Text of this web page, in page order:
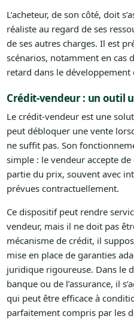
L’acheteur, de son côté, doit
réaliste au regard de ses
de ses autres charges. Il est
scénarios, notamment en cas
retard dans le
Crédit-vendeur : un outil
Le crédit-vendeur est une
peut débloquer une vente
ne suffit pas. Son
simple : le vendeur accepte
partie du prix, souvent avec
prévues contractuellement.
Ce dispositif peut rendre
vendeur, mais il ne doit pas
mécanisme de crédit, il
mise en place de garanties
juridique rigoureuse. Dans le
banque ou de l’assurance, il
qui peut être efficace à
parfaitement compris par les